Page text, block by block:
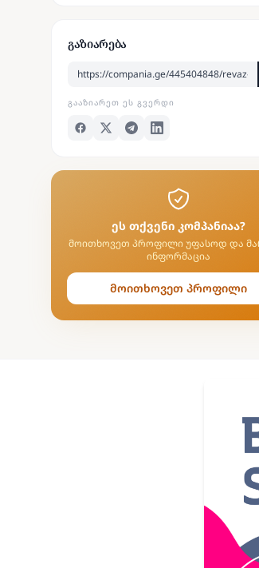
გაზიარება
ᲒᲐᲐᲖᲘᲐᲠᲔᲗ ᲔᲡ ᲒᲕᲔᲠᲓᲘ
ეს თქვენი კომპანიაა?
მოითხოვეთ პროფილი უფასოდ და
ინფორმაცია
მოითხოვეთ პროფილი